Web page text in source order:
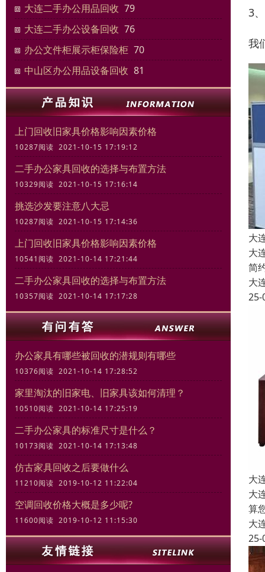
大连二手办公用品回收 79
大连二手办公设备回收 76
办公文件柜展示柜保险柜 70
中山区办公用品设备回收 81
上门回收旧家具价格影响因素价格
10287阅读 2021-10-15 17:19:12
二手办公家具回收的选择与布置方法
10329阅读 2021-10-15 17:16:14
挑选沙发要注意八大忌
10287阅读 2021-10-15 17:14:36
上门回收旧家具价格影响因素价格
10541阅读 2021-10-14 17:21:44
二手办公家具回收的选择与布置方法
10357阅读 2021-10-14 17:17:28
办公家具有哪些被回收的潜规则有哪些
10376阅读 2021-10-14 17:28:52
家里淘汰的旧家电、旧家具该如何清理？
10510阅读 2021-10-14 17:25:19
二手办公家具的标准尺寸是什么？
10173阅读 2021-10-14 17:13:48
仿古家具回收之后要做什么
11210阅读 2019-10-12 11:22:04
空调回收价格大概是多少呢?
11600阅读 2019-10-12 11:15:30
3
我
大
大
简
大
25-
大
大
算
大
25-